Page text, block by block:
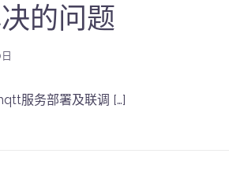
的问题
服务部署及联调 […]